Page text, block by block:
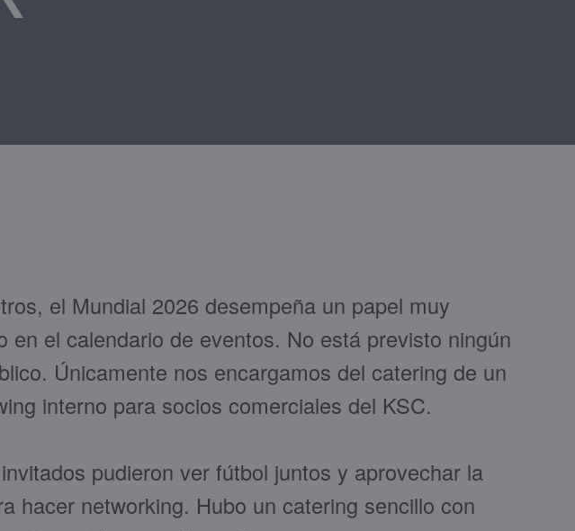
el Mundial 2026 desempeña un papel muy
en el calendario de eventos. No está previsto ningún
Únicamente nos encargamos del catering de un
interno para socios comerciales del KSC.
pudieron ver fútbol juntos y aprovechar la
hacer networking. Hubo un catering sencillo con